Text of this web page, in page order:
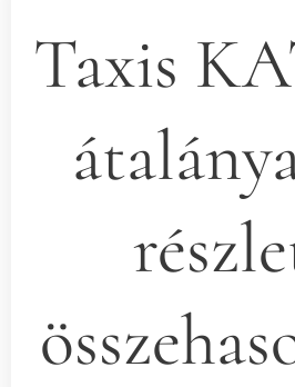
Taxis